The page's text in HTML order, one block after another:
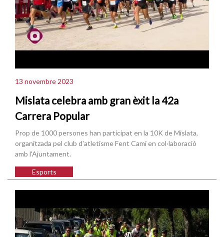
13 novembre 2023
Mislata celebra amb gran èxit la 42a
Carrera Popular
Prop de 1000 persones han participat en la 10K de Mislata,
organitzada pel club d'atletisme Fent Camí en col·laboració
amb l'Ajuntament.
Esports